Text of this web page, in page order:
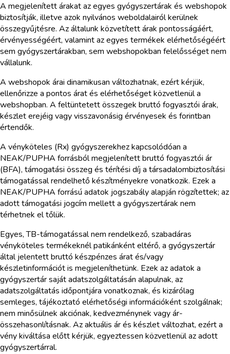
A megjelenített árakat az egyes gyógyszertárak és webshopok
biztosítják, illetve azok nyilvános weboldalairól kerülnek
összegyűjtésre. Az általunk közvetített árak pontosságáért,
érvényességéért, valamint az egyes termékek elérhetőségéért
sem gyógyszertárakban, sem webshopokban felelősséget nem
vállalunk.
A webshopok árai dinamikusan változhatnak, ezért kérjük,
ellenőrizze a pontos árat és elérhetőséget közvetlenül a
webshopban. A feltüntetett összegek bruttó fogyasztói árak,
készlet erejéig vagy visszavonásig érvényesek és forintban
értendők.
A vényköteles (Rx) gyógyszerekhez kapcsolódóan a
NEAK/PUPHA forrásból megjelenített bruttó fogyasztói ár
(BFA), támogatási összeg és térítési díj a társadalombiztosítási
támogatással rendelhető készítményekre vonatkozik. Ezek a
NEAK/PUPHA forrású adatok jogszabály alapján rögzítettek; az
adott támogatási jogcím mellett a gyógyszertárak nem
térhetnek el tőlük.
Egyes, TB-támogatással nem rendelkező, szabadáras
vényköteles termékeknél patikánként eltérő, a gyógyszertár
által jelentett bruttó készpénzes árat és/vagy
készletinformációt is megjeleníthetünk. Ezek az adatok a
gyógyszertár saját adatszolgáltatásán alapulnak, az
adatszolgáltatás időpontjára vonatkoznak, és kizárólag
semleges, tájékoztató elérhetőségi információként szolgálnak;
nem minősülnek akciónak, kedvezménynek vagy ár-
összehasonlításnak. Az aktuális ár és készlet változhat, ezért a
vény kiváltása előtt kérjük, egyeztessen közvetlenül az adott
gyógyszertárral.